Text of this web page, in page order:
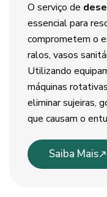
O serviço de
essencial para
comprometem o
ralos, vasos
Utilizando
máquinas
eliminar sujeiras,
que causam o
Saiba Mais